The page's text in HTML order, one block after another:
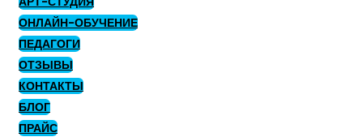
ОНЛАЙН-ОБУЧЕНИЕ
ПЕДАГОГИ
ОТЗЫВЫ
КОНТАКТЫ
БЛОГ
ПРАЙС